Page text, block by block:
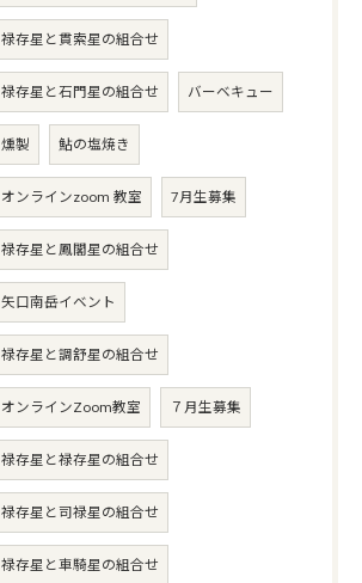
禄存星と貫索星の組合せ
禄存星と石門星の組合せ バーベキュー
燻製 鮎の塩焼き
オンラインzoom 教室 7月生募集
禄存星と鳳閣星の組合せ
矢口南岳イベント
禄存星と調舒星の組合せ
オンラインZoom教室 ７月生募集
禄存星と禄存星の組合せ
禄存星と司禄星の組合せ
禄存星と車騎星の組合せ